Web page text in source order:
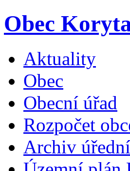
Obec
Aktuality
Obec
Obecní úřad
Rozpočet
Archiv